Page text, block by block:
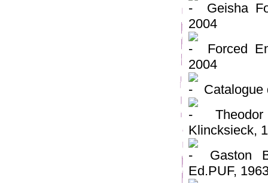
Geisha
2004
Forced
2004
Catalogue
Klincksieck,
Gaston
Ed.PUF,